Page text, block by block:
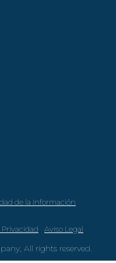
de la Información
Privacidad Aviso Legal
All rights reserved.